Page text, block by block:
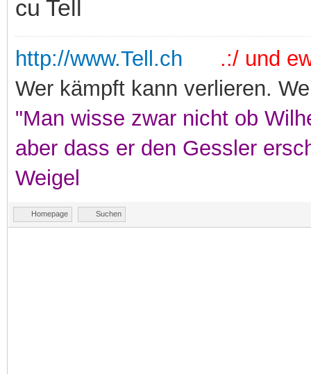
cu Tell
http://www.Tell.ch
.:/ und
Wer kämpft kann verlieren.
"Man wisse zwar nicht ob
aber dass er den Gessler
Weigel
Homepage Suchen